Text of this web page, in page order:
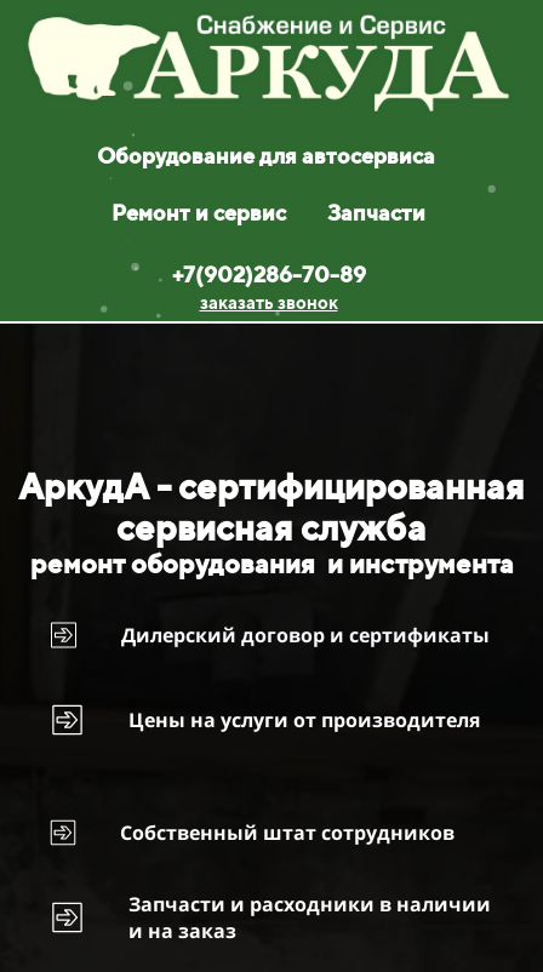
Оборудование для автосервиса
Ремонт и сервис Запчасти
+7(902)286-70-89
заказать звонок
АркудА - сертифицированная
сервисная служба
ремонт оборудования и инструмента
Дилерский договор и сертификаты
Цены на услуги от производителя
Собственный штат сотрудников
Запчасти и расходники в наличии
и на заказ